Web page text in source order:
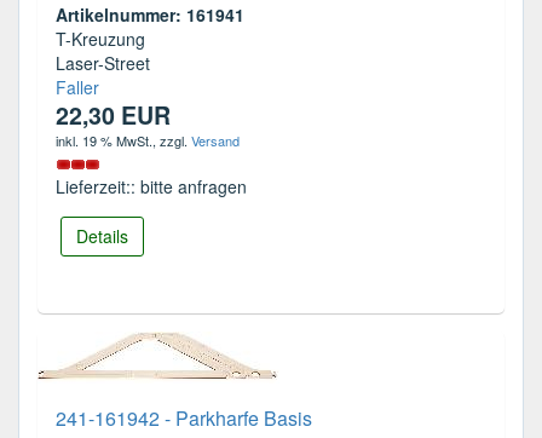
Artikelnummer: 161941
T-Kreuzung
Laser-Street
Faller
22,30 EUR
inkl. 19 % MwSt., zzgl. Versand
Lieferzeit:: bitte anfragen
Details
241-161942 - Parkharfe Basis